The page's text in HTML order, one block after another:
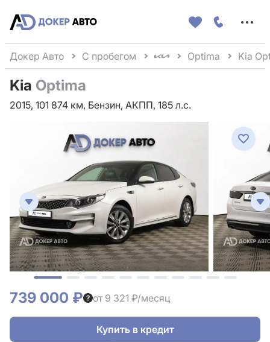
Докер Авто С пробегом Optima Kia
Kia Optima
2015, 101 874 км, Бензин, АКПП, 185 л.с.
739 000 ₽ от 9 321 ₽/месяц
Купить в кредит